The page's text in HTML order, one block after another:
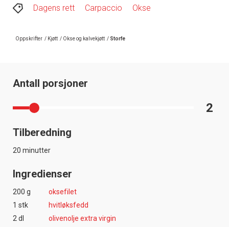
Dagens rett
Carpaccio Okse
Oppskrifter / Kjøtt / Okse og kalvekjøtt / Storfe
Antall porsjoner
2
Tilberedning
20 minutter
Ingredienser
200 g
oksefilet
1 stk
hvitløksfedd
2 dl
olivenolje extra virgin